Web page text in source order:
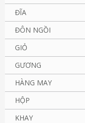
ĐĨA
ĐÔN NGỒI
GIỎ
GƯƠNG
HÀNG MAY
HỘP
KHAY